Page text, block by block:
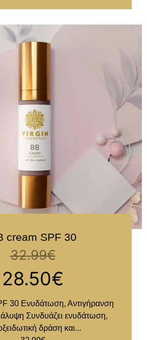
cream SPF 30
32.99€
28.50€
30 Ενυδάτωση, Αντιγήρανση
Συνδυάζει ενυδάτωση,
δράση και...